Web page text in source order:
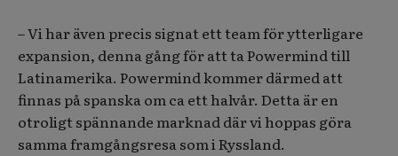
– Vi har även precis signat ett team för ytterligare
expansion, denna gång för att ta Powermind till
Latinamerika. Powermind kommer därmed att
finnas på spanska om ca ett halvår. Detta är en
otroligt spännande marknad där vi hoppas göra
samma framgångsresa som i Ryssland.